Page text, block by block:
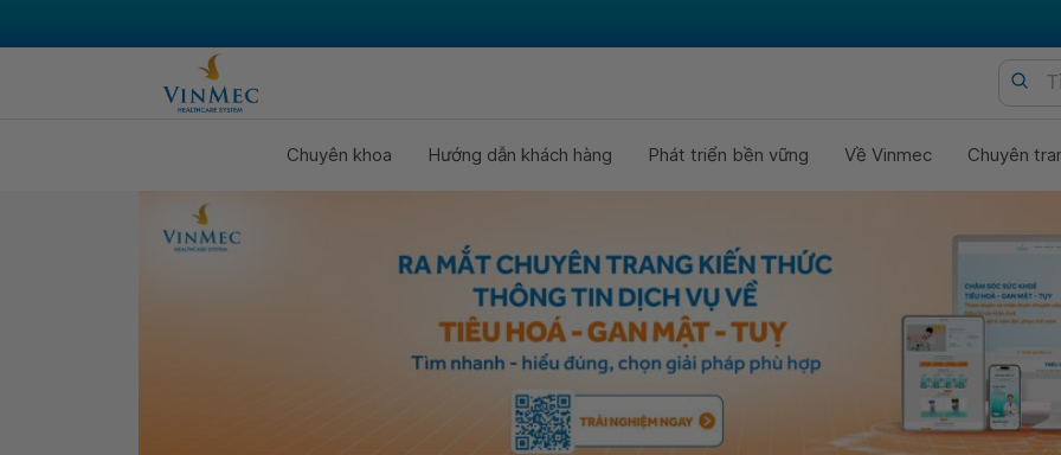
Chuyên khoa Hướng dẫn khách hàng Phát triển bền vững Về Vinmec Chuyên